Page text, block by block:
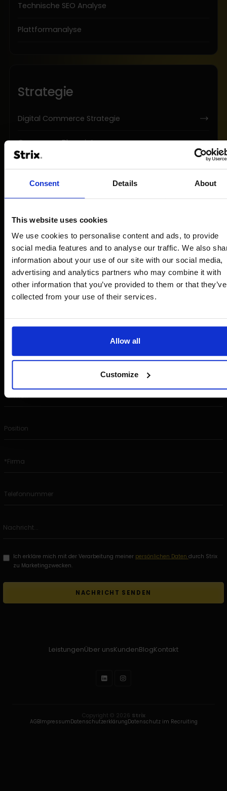
Consent Details About
This website uses cookies
We use cookies to personalise content and ads, to provide
social media features and to analyse our traffic. We also
information about your use of our site with our social media,
advertising and analytics partners who may combine it with
other information that you’ve provided to them or that they’ve
collected from your use of their services.
Allow all
Customize
Technische SEO Analyse
Plattformanalyse
Strategie
Digital Commerce Strategie
Commerce Blueprint
Commerce und Martech-Architektur
Design
UX/UI Design
Designsysteme
Ich erkläre mich mit der Verarbeitung meiner persönlichen Daten durch Strix
zu Marketingzwecken.
LeistungenÜber unsKundenBlogKontakt
Copyright © 2026 Strix
AGBImpressum Datenschutzerklärung Datenschutz im Recruiting